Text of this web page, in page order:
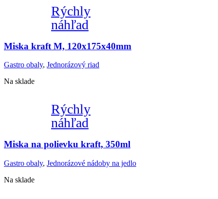
Rýchly
náhľad
Miska kraft M, 120x175x40mm
Gastro obaly, Jednorázový riad
Na sklade
Rýchly
náhľad
Miska na polievku kraft, 350ml
Gastro obaly, Jednorázové nádoby na jedlo
Na sklade